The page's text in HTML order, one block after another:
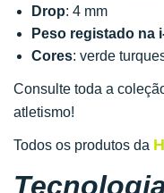
Drop: 4 mm
Peso registado na
Cores: verde
Consulte toda a
atletismo!
Todos os produtos da